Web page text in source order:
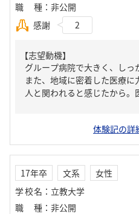
職種 ： 非公開
感謝
2
【志望動機】
グループ病院で大きく、しっ
また、地域に密着した医療
人と関われると感じたから
体験記の詳
17年卒 文系
女性
学校名 ： 立教大学
職種 ： 非公開